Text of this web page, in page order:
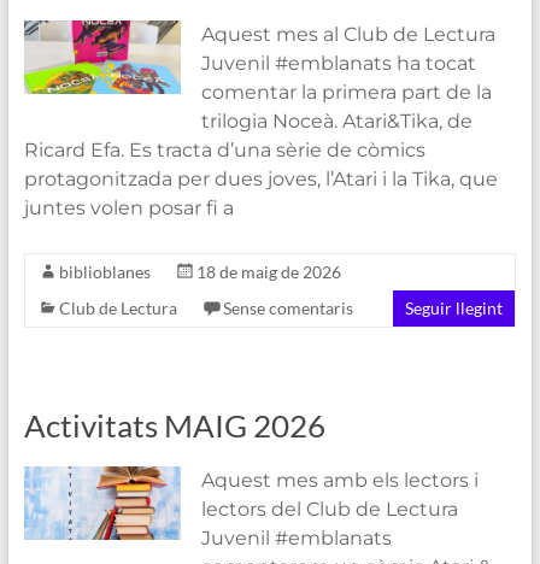
Aquest mes al Club de Lectura
Juvenil #emblanats ha tocat
comentar la primera part de la
trilogia Noceà. Atari&Tika, de
Ricard Efa. Es tracta d’una sèrie de còmics
protagonitzada per dues joves, l’Atari i la Tika, que
juntes volen posar fi a
biblioblanes
18 de maig de 2026
Club de Lectura
Sense comentaris Seguir llegint
Activitats MAIG 2026
Aquest mes amb els lectors i
lectors del Club de Lectura
Juvenil #emblanats